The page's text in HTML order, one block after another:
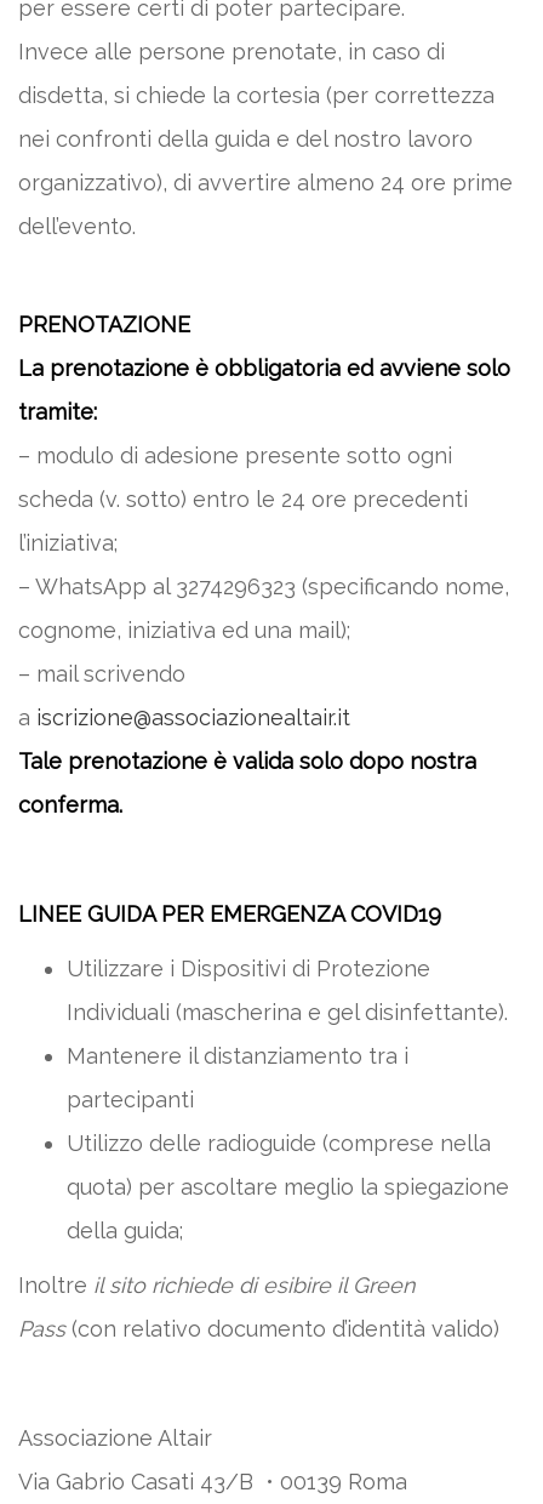
per essere certi di poter partecipare.
Invece alle persone prenotate, in caso di
disdetta, si chiede la cortesia (per correttezza
nei confronti della guida e del nostro lavoro
organizzativo), di avvertire almeno 24 ore prime
dell’evento.
PRENOTAZIONE
La prenotazione è obbligatoria ed avviene solo
tramite:
– modulo di adesione presente sotto ogni
scheda (v. sotto) entro le 24 ore precedenti
l’iniziativa;
– WhatsApp al 3274296323 (specificando nome,
cognome, iniziativa ed una mail);
– mail scrivendo
a iscrizione@associazionealtair.it
Tale prenotazione è valida solo dopo nostra
conferma.
LINEE GUIDA PER EMERGENZA COVID19
Utilizzare i Dispositivi di Protezione
Individuali (mascherina e gel disinfettante).
Mantenere il distanziamento tra i
partecipanti
Utilizzo delle radioguide (comprese nella
quota) per ascoltare meglio la spiegazione
della guida;
Inoltre il sito richiede di esibire il Green
Pass(con relativo documento d’identità valido)
Associazione Altair
Via Gabrio Casati 43/B • 00139 Roma